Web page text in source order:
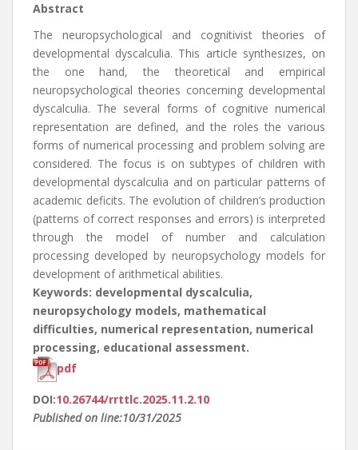
Abstract
The neuropsychological and cognitivist theories of
developmental dyscalculia. This article synthesizes, on
the one hand, the theoretical and empirical
neuropsychological theories concerning developmental
dyscalculia. The several forms of cognitive numerical
representation are defined, and the roles the various
forms of numerical processing and problem solving are
considered. The focus is on subtypes of children with
developmental dyscalculia and on particular patterns of
academic deficits. The evolution of children’s production
(patterns of correct responses and errors) is interpreted
through the model of number and calculation
processing developed by neuropsychology models for
development of arithmetical abilities.
Keywords: developmental dyscalculia,
neuropsychology models, mathematical
difficulties, numerical representation, numerical
processing, educational assessment.
pdf
DOI:10.26744/rrttlc.2025.11.2.10
Published on line:10/31/2025